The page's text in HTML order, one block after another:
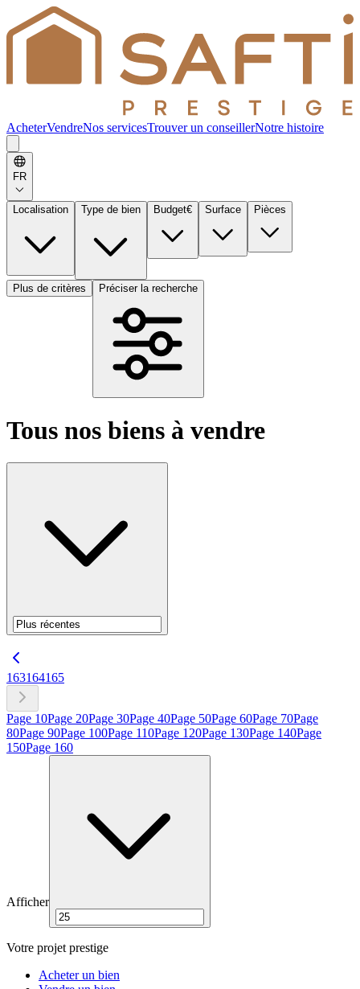
AcheterVendreNos servicesTrouver un conseillerNotre histoire
FR
Localisation Type de bien Budget€ Surface Pièces
Plus de critères Préciser la recherche
Tous nos biens à vendre
163164165
Page 10Page 20Page 30Page 40Page 50Page 60Page 70Page
80Page 90Page 100Page 110Page 120Page 130Page 140Page
150Page 160
Afficher
Votre projet prestige
Acheter un bien